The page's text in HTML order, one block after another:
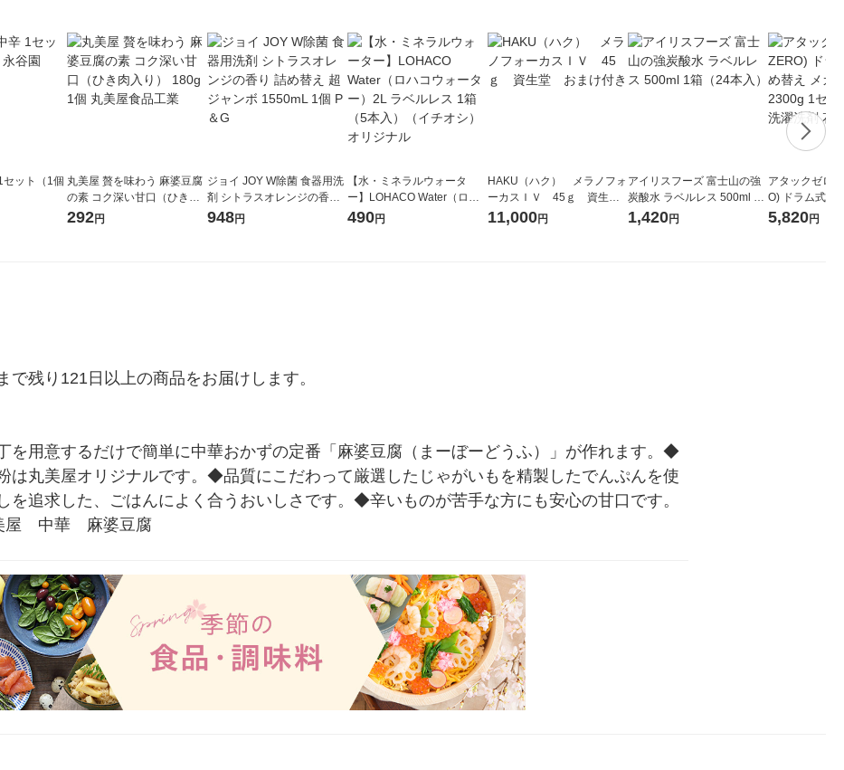
セット（1個 丸美屋 贅を味わう 麻婆豆腐
の素 コク深い甘口（ひき肉
入り） 180g 1個 丸美屋食品
292円
ジョイ JOY W除菌 食器用洗
剤 シトラスオレンジの香り
詰め替え 超ジャンボ 1550m
948円
【水・ミネラルウォータ
ー】LOHACO Water（ロハ
コウォーター）2L ラベルレ
490円
HAKU（ハク） メラノフォ
ーカスＩＶ 45ｇ 資生
堂 おまけ付き
11,000円
アイリスフーズ 富士山の強
炭酸水 ラベルレス 500ml 1
箱（24本入）
1,420円
アタックゼロ
O) ドラム式専
ガジャンボ
5,820円
残り121日以上の商品をお届けします。
用意するだけで簡単に中華おかずの定番「麻婆豆腐（まーぼーどうふ）」が作れます。◆
は丸美屋オリジナルです。◆品質にこだわって厳選したじゃがいもを精製したでんぷんを使
を追求した、ごはんによく合うおいしさです。◆辛いものが苦手な方にも安心の甘口です。
　中華　麻婆豆腐